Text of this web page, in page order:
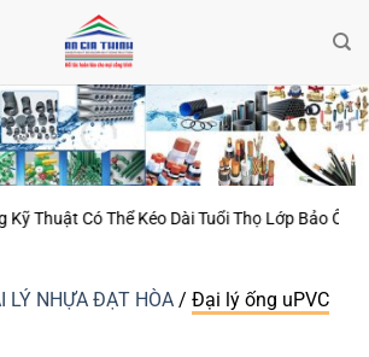
Đệ Nhất – Vì Sao Cùng Một Bản Thiết Kế
LÝ NHỰA ĐẠT HÒA / Đại lý ống uPVC